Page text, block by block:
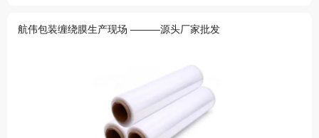
航伟包装缠绕膜生产现场 ———源头厂家批发